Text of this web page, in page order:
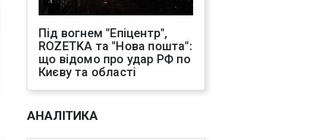
Під вогнем "Епіцентр",
ROZETKA та "Нова пошта":
що відомо про удар РФ по
Києву та області
АНАЛІТИКА